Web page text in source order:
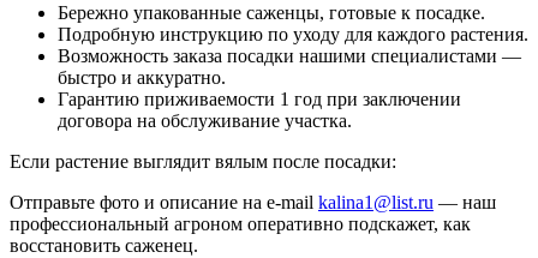
Бережно упакованные саженцы, готовые к посадке.
Подробную инструкцию по уходу для каждого растения.
Возможность заказа посадки нашими специалистами —
быстро и аккуратно.
Гарантию приживаемости 1 год при заключении
договора на обслуживание участка.
Если растение выглядит вялым после посадки:
Отправьте фото и описание на e-mail kalina1@list.ru — наш
профессиональный агроном оперативно подскажет, как
восстановить саженец.